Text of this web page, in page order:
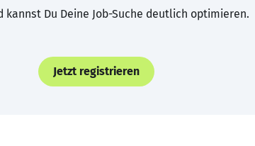
kannst Du Deine Job-Suche deutlich optimieren.
Jetzt registrieren